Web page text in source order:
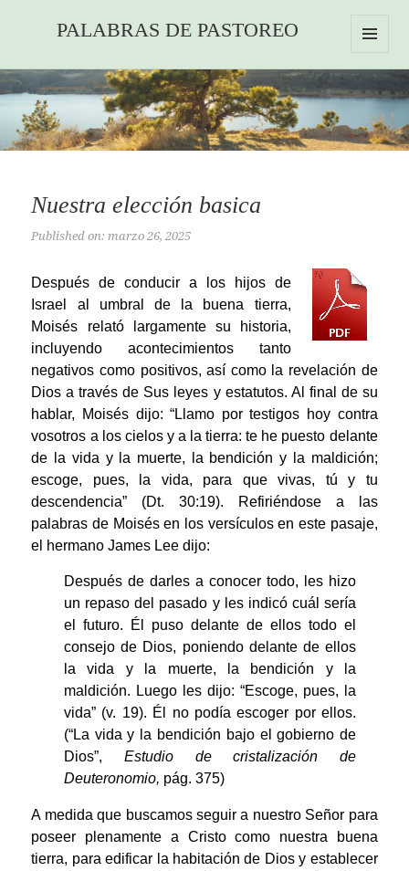
PALABRAS DE PASTOREO
AND
WIDGETS
Nuestra elección basica
Published on: marzo 26, 2025
Después de conducir a los hijos de
Israel al umbral de la buena tierra,
Moisés relató largamente su historia,
incluyendo acontecimientos tanto
negativos como positivos, así como la revelación de
Dios a través de Sus leyes y estatutos. Al final de su
hablar, Moisés dijo: “Llamo por testigos hoy contra
vosotros a los cielos y a la tierra: te he puesto delante
de la vida y la muerte, la bendición y la maldición;
escoge, pues, la vida, para que vivas, tú y tu
descendencia” (Dt. 30:19). Refiriéndose a las
palabras de Moisés en los versículos en este pasaje,
el hermano James Lee dijo:
Después de darles a conocer todo, les hizo
un repaso del pasado y les indicó cuál sería
el futuro. Él puso delante de ellos todo el
consejo de Dios, poniendo delante de ellos
la vida y la muerte, la bendición y la
maldición. Luego les dijo: “Escoge, pues, la
vida” (v. 19). Él no podía escoger por ellos.
(“La vida y la bendición bajo el gobierno de
Dios”, Estudio de cristalización de
Deuteronomio, pág. 375)
A medida que buscamos seguir a nuestro Señor para
poseer plenamente a Cristo como nuestra buena
tierra, para edificar la habitación de Dios y establecer